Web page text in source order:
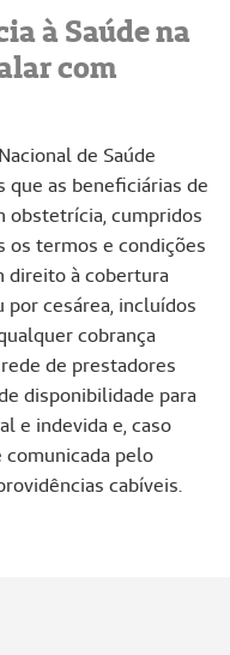
à Saúde na
com
de Saúde
que as beneficiárias de
obstetrícia, cumpridos
os termos e condições
direito à cobertura
cesárea, incluídos
cobrança
de prestadores
disponibilidade para
e indevida e, caso
pelo
cabíveis.